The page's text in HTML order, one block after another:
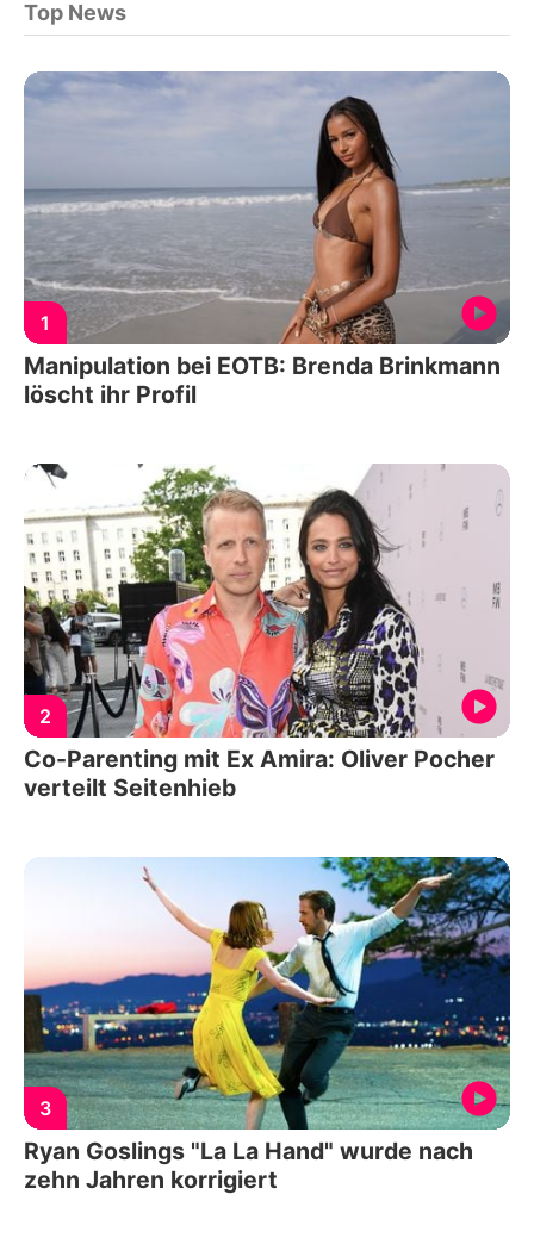
Top News
1
Manipulation bei EOTB: Brenda Brinkmann
löscht ihr Profil
2
Co-Parenting mit Ex Amira: Oliver Pocher
verteilt Seitenhieb
3
Ryan Goslings "La La Hand" wurde nach
zehn Jahren korrigiert